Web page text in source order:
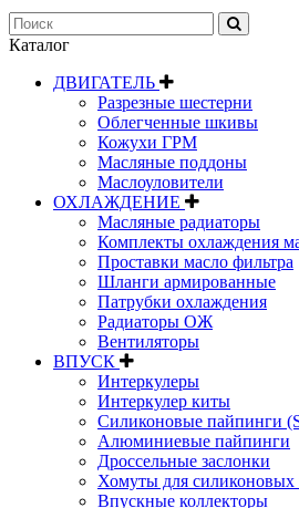
Каталог
ДВИГАТЕЛЬ
Разрезные шестерни
Облегченные шкивы
Кожухи ГРМ
Масляные поддоны
Маслоуловители
ОХЛАЖДЕНИЕ
Масляные радиаторы
Комплекты охлаждения
Проставки масло фильтра
Шланги армированные
Патрубки охлаждения
Радиаторы ОЖ
Вентиляторы
ВПУСК
Интеркулеры
Интеркулер киты
Силиконовые пайпинги
Алюминиевые пайпинги
Дроссельные заслонки
Хомуты для силиконовых
Впускные коллекторы